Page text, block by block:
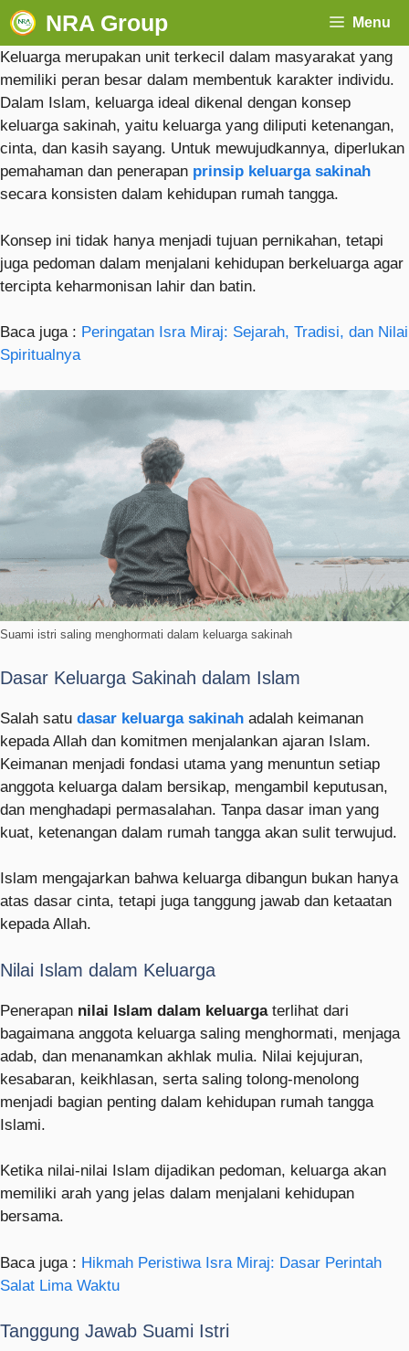
NRA Group Menu
Keluarga merupakan unit terkecil dalam masyarakat yang
memiliki peran besar dalam membentuk karakter individu.
Dalam Islam, keluarga ideal dikenal dengan konsep
keluarga sakinah, yaitu keluarga yang diliputi ketenangan,
cinta, dan kasih sayang. Untuk mewujudkannya, diperlukan
pemahaman dan penerapan prinsip keluarga sakinah
secara konsisten dalam kehidupan rumah tangga.
Konsep ini tidak hanya menjadi tujuan pernikahan, tetapi
juga pedoman dalam menjalani kehidupan berkeluarga agar
tercipta keharmonisan lahir dan batin.
Baca juga : Peringatan Isra Miraj: Sejarah, Tradisi, dan Nilai
Spiritualnya
Suami istri saling menghormati dalam keluarga sakinah
Dasar Keluarga Sakinah dalam Islam
Salah satu dasar keluarga sakinah adalah keimanan
kepada Allah dan komitmen menjalankan ajaran Islam.
Keimanan menjadi fondasi utama yang menuntun setiap
anggota keluarga dalam bersikap, mengambil keputusan,
dan menghadapi permasalahan. Tanpa dasar iman yang
kuat, ketenangan dalam rumah tangga akan sulit terwujud.
Islam mengajarkan bahwa keluarga dibangun bukan hanya
atas dasar cinta, tetapi juga tanggung jawab dan ketaatan
kepada Allah.
Nilai Islam dalam Keluarga
Penerapan nilai Islam dalam keluargaterlihat dari
bagaimana anggota keluarga saling menghormati, menjaga
adab, dan menanamkan akhlak mulia. Nilai kejujuran,
kesabaran, keikhlasan, serta saling tolong-menolong
menjadi bagian penting dalam kehidupan rumah tangga
Islami.
Ketika nilai-nilai Islam dijadikan pedoman, keluarga akan
memiliki arah yang jelas dalam menjalani kehidupan
bersama.
Baca juga : Hikmah Peristiwa Isra Miraj: Dasar Perintah
Salat Lima Waktu
Tanggung Jawab Suami Istri